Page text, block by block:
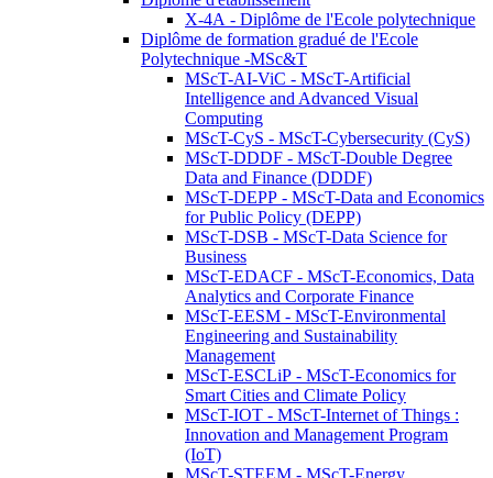
X-4A - Diplôme de l'Ecole polytechnique
Diplôme de formation gradué de l'Ecole
Polytechnique -MSc&T
MScT-AI-ViC - MScT-Artificial
Intelligence and Advanced Visual
Computing
MScT-CyS - MScT-Cybersecurity (CyS)
MScT-DDDF - MScT-Double Degree
Data and Finance (DDDF)
MScT-DEPP - MScT-Data and Economics
for Public Policy (DEPP)
MScT-DSB - MScT-Data Science for
Business
MScT-EDACF - MScT-Economics, Data
Analytics and Corporate Finance
MScT-EESM - MScT-Environmental
Engineering and Sustainability
Management
MScT-ESCLiP - MScT-Economics for
Smart Cities and Climate Policy
MScT-IOT - MScT-Internet of Things :
Innovation and Management Program
(IoT)
MScT-STEEM - MScT-Energy